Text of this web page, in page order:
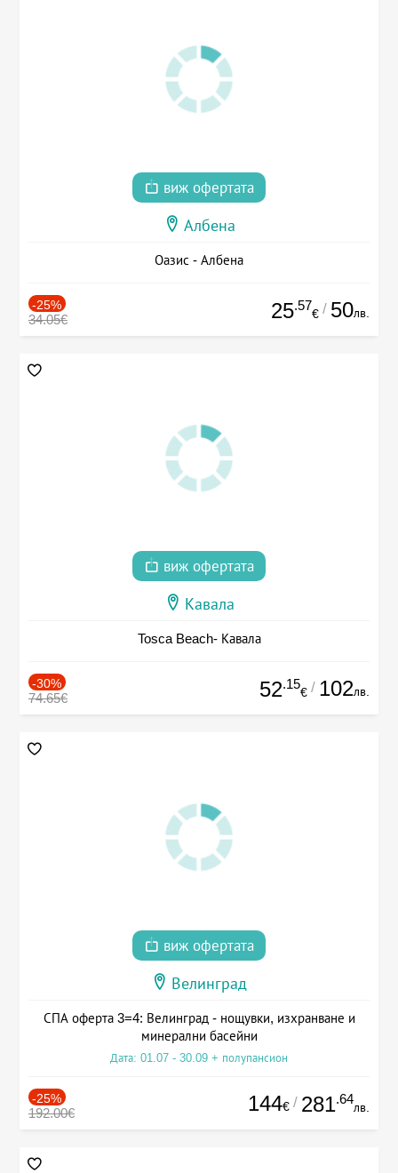
виж офертата
Албена
Оазис - Албена
-25%
34.05€ 25.57
€ / 50лв.
виж офертата
Кавала
Tosca Beach- Кавала
-30%
74.65€ 52.15
€ / 102лв.
виж офертата
Велинград
СПА оферта 3=4: Велинград - нощувки, изхранване и
минерални басейни
Дата: 01.07 - 30.09 + полупансион
-25%
192.00€ 144€ / 281.64
лв.